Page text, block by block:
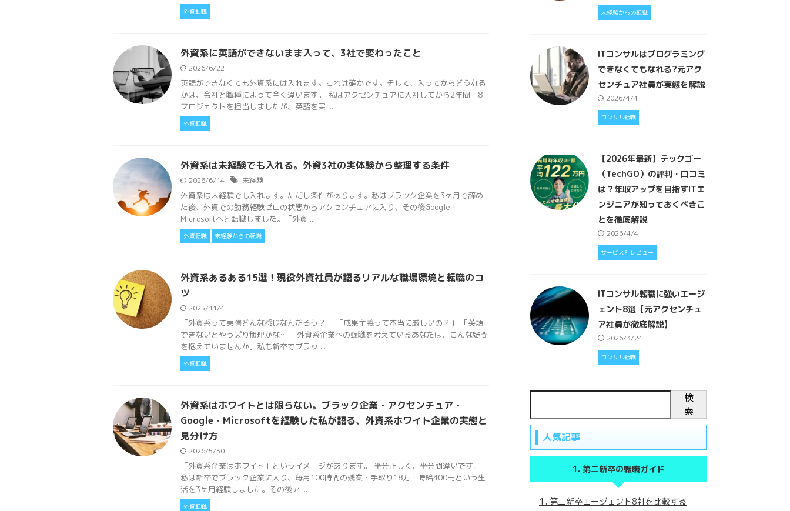
外資転職
外資系に英語ができないまま入って、3社で変わったこと
2026/6/22
英語ができなくても外資系には入れます。これは確かです。そして、入ってからどうなる
かは、会社と職種によって全く違います。 私はアクセンチュアに入社してから2年間・8
プロジェクトを担当しましたが、英語を実 ...
外資転職
外資系は未経験でも入れる。外資3社の実体験から整理する条件
2026/6/14 未経験
外資系は未経験でも入れます。ただし条件があります。私はブラック企業を3ヶ月で辞め
た後、外資での勤務経験ゼロの状態からアクセンチュアに入り、その後Google・
Microsoftへと転職しました。「外資 ...
外資転職 未経験からの転職
外資系あるある15選！現役外資社員が語るリアルな職場環境と転職のコ
ツ
2025/11/4
「外資系って実際どんな感じなんだろう？」 「成果主義って本当に厳しいの？」 「英語
できないとやっぱり無理かな…」 外資系企業への転職を考えているあなたは、こんな疑問
を抱えていませんか。私も新卒でブラッ ...
外資転職
外資系はホワイトとは限らない。ブラック企業・アクセンチュア・
Google・Microsoftを経験した私が語る、外資系ホワイト企業の実態と
見分け方
2026/5/30
「外資系企業はホワイト」というイメージがあります。 半分正しく、半分間違いです。
私は新卒でブラック企業に入り、毎月100時間の残業・手取り18万・時給400円という生
活を3ヶ月経験しました。その後ア ...
外資転職
未経験からの転職
ITコンサルはプログラミング
できなくてもなれる?元アク
センチュア社員が実態を解説
2026/4/4
コンサル転職
【2026年最新】テックゴー
（TechGO）の評判・口コミ
は？年収アップを目指すITエ
ンジニアが知っておくべきこ
とを徹底解説
2026/4/4
サービス別レビュー
ITコンサル転職に強いエージ
ェント8選【元アクセンチュ
ア社員が徹底解説】
2026/3/24
コンサル転職
検
索
人気記事
第二新卒の転職ガイド
第二新卒エージェント8社を比較する